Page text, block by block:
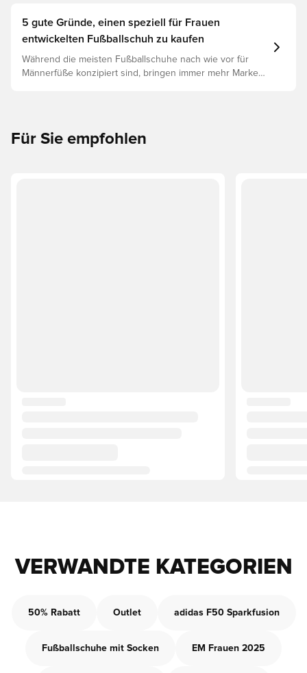
Langlebigkeit des Schuhs. Lies weiter, um
herauszufinden, welche Schuhe die beste Wahl für die
5 gute Gründe, einen speziell für Frauen
entwickelten Fußballschuh zu kaufen
Während die meisten Fußballschuhe nach wie vor für
Männerfüße konzipiert sind, bringen immer mehr Marken
Für Sie empfohlen
VERWANDTE KATEGORIEN
50% Rabatt Outlet adidas F50 Sparkfusion
Fußballschuhe mit Socken EM Frauen 2025